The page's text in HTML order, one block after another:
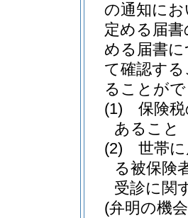
の通知に
定める届
める届書
て確認す
ることが
(1)
保険
あること
(2)
世帯
る被保険
受診に関
(弁明の機